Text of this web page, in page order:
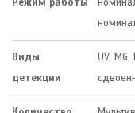
Виды
детекции
UV,